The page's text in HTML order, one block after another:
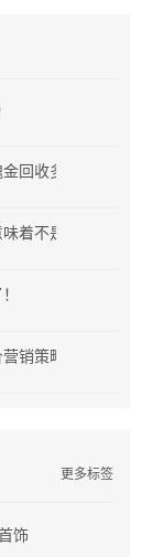
回收多少钱
着不是正品？
销策略？
更多标签
饰